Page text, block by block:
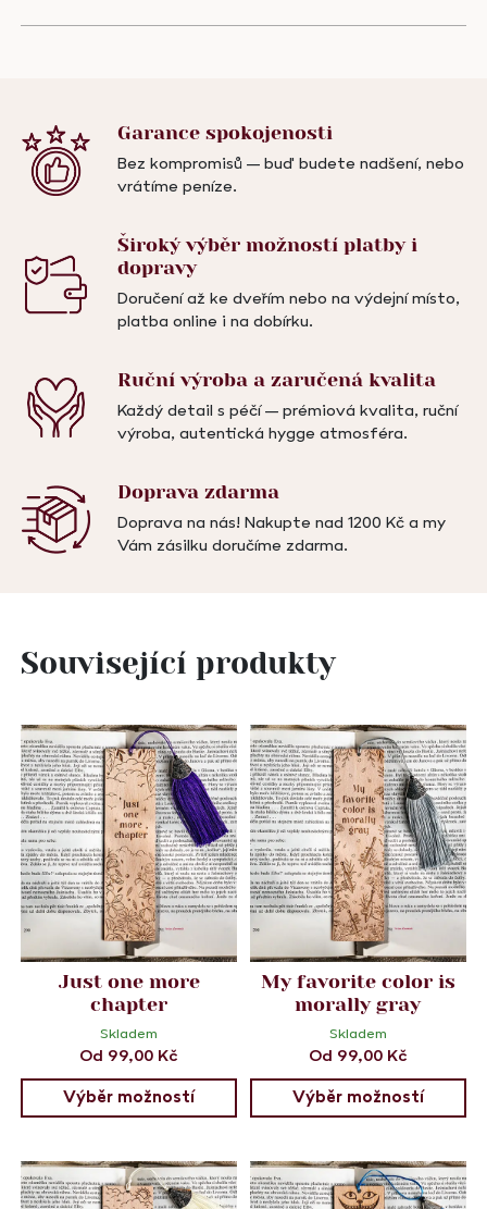
Garancespokojenosti
Bez kompromisů – buď budete nadšení, nebo
vrátíme peníze.
Široký výběr možnostíplatby i
dopravy
Doručení až ke dveřím nebo na výdejní místo,
platba online i na dobírku.
Ruční výroba azaručená kvalita
Každý detail s péčí – prémiová kvalita, ruční
výroba, autentická hygge atmosféra.
Dopravazdarma
Doprava na nás! Nakupte nad 1200 Kč a my
Vám zásilku doručíme zdarma.
Související produkty
Just one more
chapter
Skladem
Od 99,00 Kč
Výběr možností
My favorite color is
morally gray
Skladem
Od 99,00 Kč
Výběr možností